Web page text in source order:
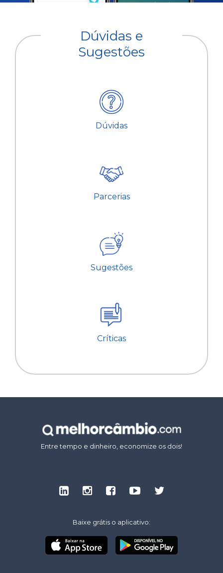
Dúvidas e
Sugestões
Dúvidas
Parcerias
Sugestões
Críticas
Entre tempo e dinheiro, economize os dois!
Baixe grátis o aplicativo: